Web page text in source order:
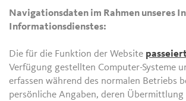
Navigationsdaten im Rahmen unseres
Informationsdienstes:
Die für die Funktion der Website
Verfügung gestellten Computer-Systeme
erfassen während des normalen Betriebs
persönliche Angaben, deren Übermittlung